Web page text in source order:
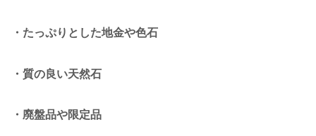
・たっぷりとした地金や色石
・質の良い天然石
・廃盤品や限定品